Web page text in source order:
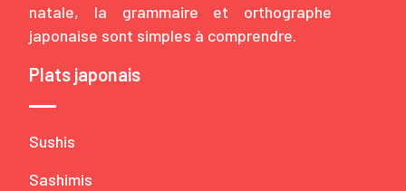
natale, la grammaire et orthographe
japonaise sont simples à comprendre.
Plats japonais
Sushis
Sashimis